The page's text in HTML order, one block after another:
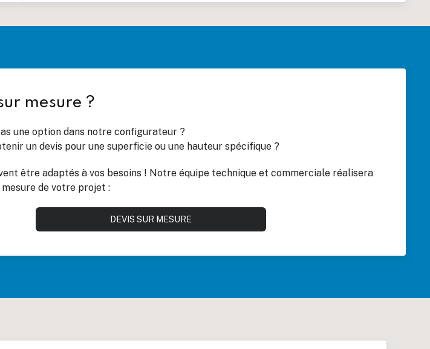
mesure ?
une option dans notre configurateur ?
un devis pour une superficie ou une hauteur spécifique ?
être adaptés à vos besoins ! Notre équipe technique et commerciale réalisera
de votre projet :
DEVIS SUR MESURE